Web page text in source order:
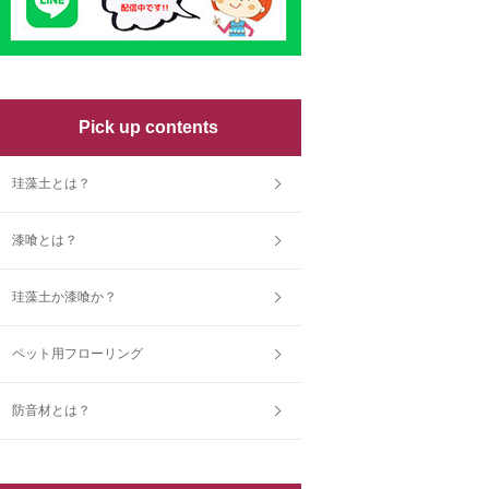
Pick up contents
珪藻土とは？
漆喰とは？
珪藻土か漆喰か？
ペット用フローリング
防音材とは？